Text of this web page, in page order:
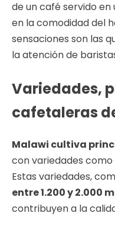
de un café servido
en la comodidad del
sensaciones son las
la atención de
Variedades,
cafetaleras
Malawi cultiva
con variedades como
Estas variedades,
entre 1.200 y 2.000
contribuyen a la